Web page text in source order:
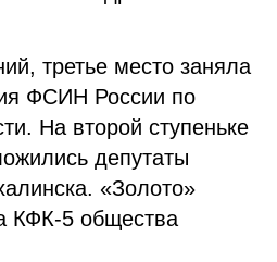
третье место заняла
ФСИН России по
На второй ступеньке
депутаты
«Золото»
КФК-5 общества